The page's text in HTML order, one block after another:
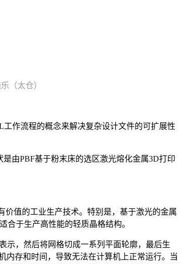
（太仓）
工作流程的概念来解决复杂设计文件的可扩展性
由PBF基于粉末床的选区激光熔化金属3D打印
值的工业生产技术。特别是，基于激光的金属
合于生产高性能的轻质晶格结构。
示，然后将网格切成一系列平面轮廓，最后生
内存和时间，导致无法在计算机上正常运行。当